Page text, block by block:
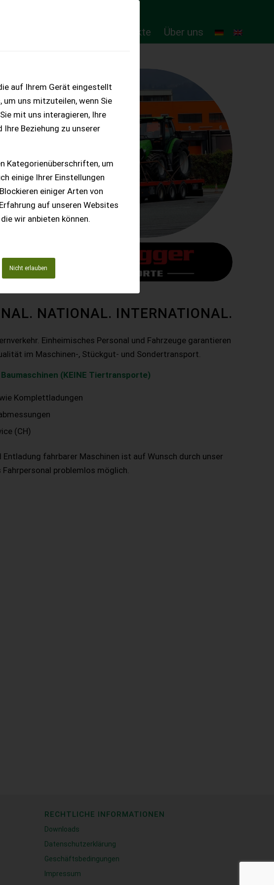
auf Ihrem Gerät eingestellt
um uns mitzuteilen, wenn Sie
mit uns interagieren, Ihre
Beziehung zu unserer
Kategorienüberschriften, um
einige Ihrer Einstellungen
einiger Arten von
auf unseren Websites
wir anbieten können.
Nicht erlauben
Online-Produkte Über uns
NATIONAL. INTERNATIONAL.
Einheimisches Personal und Fahrzeuge garantieren
im Maschinen-, Stückgut- und Sondertransport.
(KEINE Tiertransporte)
Komplettladungen
(CH)
Entladung fahrbarer Maschinen ist auf Wunsch durch unser
problemlos möglich.
RECHTLICHE INFORMATIONEN
Downloads
Datenschutzerklärung
Geschäftsbedingungen
Impressum